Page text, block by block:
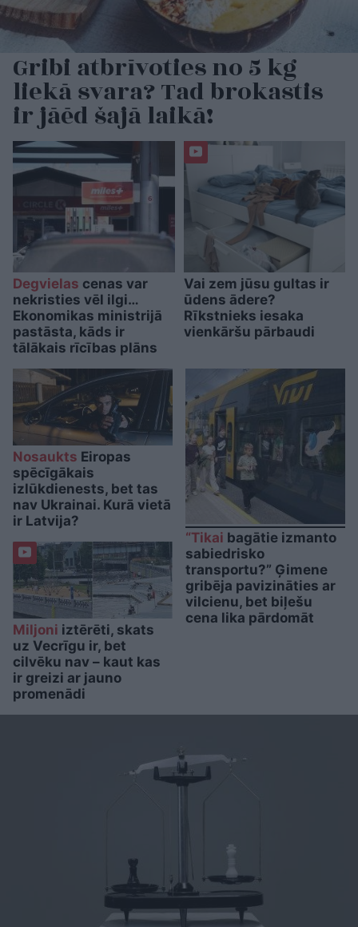
Gribi atbrīvoties no 5 kg
liekā svara? Tad brokastis
ir jāēd šajā laikā!
Degvielas cenas var
nekristies vēl ilgi…
Ekonomikas ministrijā
pastāsta, kāds ir
tālākais rīcības plāns
Vai zem jūsu gultas ir
ūdens ādere?
Rīkstnieks iesaka
vienkāršu pārbaudi
Nosaukts Eiropas
spēcīgākais
izlūkdienests, bet tas
nav Ukrainai. Kurā vietā
ir Latvija?
Miljoni iztērēti, skats
uz Vecrīgu ir, bet
cilvēku nav – kaut kas
ir greizi ar jauno
promenādi
“Tikai bagātie izmanto
sabiedrisko
transportu?” Ģimene
gribēja pavizināties ar
vilcienu, bet biļešu
cena lika pārdomāt